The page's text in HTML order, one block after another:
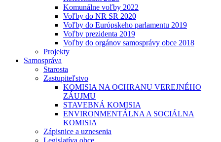
Komunálne voľby 2022
Voľby do NR SR 2020
Voľby do Európskeho parlamentu 2019
Voľby prezidenta 2019
Voľby do orgánov samosprávy obce 2018
Projekty
Samospráva
Starosta
Zastupiteľstvo
KOMISIA NA OCHRANU VEREJNÉHO
ZÁUJMU
STAVEBNÁ KOMISIA
ENVIRONMENTÁLNA A SOCIÁLNA
KOMISIA
Zápisnice a uznesenia
Legislatíva obce